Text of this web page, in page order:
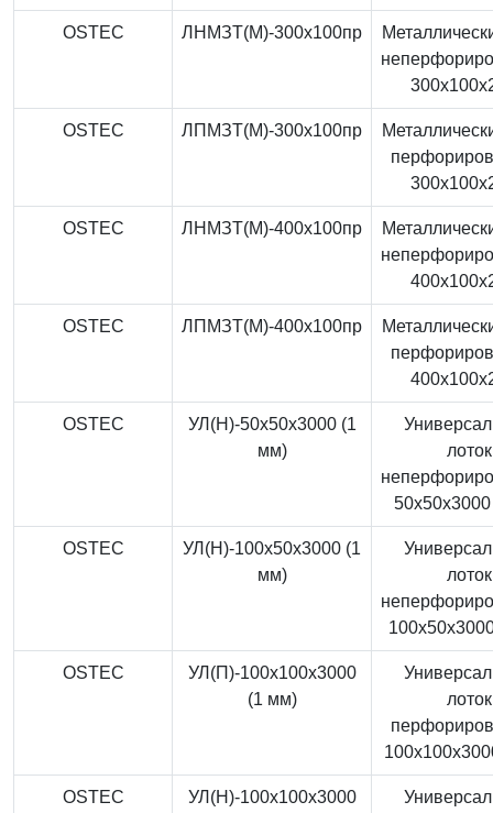
OSTEC ЛНМЗТ(М)-300x100пр
OSTEC ЛПМЗТ(М)-300x100пр
OSTEC ЛНМЗТ(М)-400x100пр
OSTEC ЛПМЗТ(М)-400x100пр
OSTEC
УЛ(Н)-50x50x3000 (1
мм)
лоток
OSTEC
УЛ(Н)-100x50x3000 (1
мм)
лоток
OSTEC
УЛ(П)-100x100x3000
(1 мм)
лоток
OSTEC
УЛ(Н)-100x100x3000